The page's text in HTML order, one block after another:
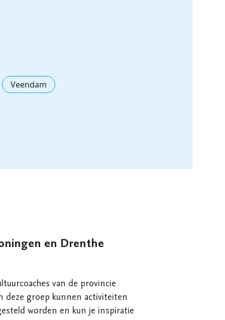
Veendam
en Drenthe
van de provincie
deze groep kunnen activiteiten
worden en kun je inspiratie